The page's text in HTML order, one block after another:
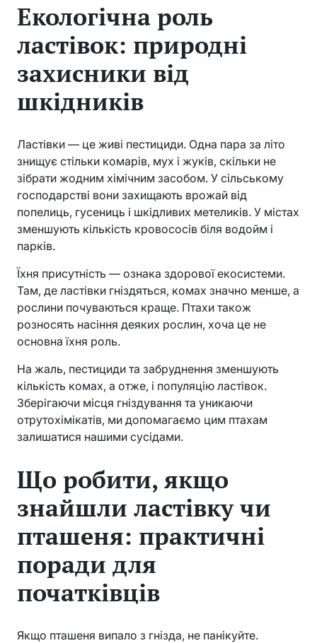
Екологічна роль
ластівок: природні
захисники від
шкідників
Ластівки — це живі пестициди. Одна пара за літо
знищує стільки комарів, мух і жуків, скільки не
зібрати жодним хімічним засобом. У сільському
господарстві вони захищають врожай від
попелиць, гусениць і шкідливих метеликів. У містах
зменшують кількість кровососів біля водойм і
парків.
Їхня присутність — ознака здорової екосистеми.
Там, де ластівки гніздяться, комах значно менше, а
рослини почуваються краще. Птахи також
розносять насіння деяких рослин, хоча це не
основна їхня роль.
На жаль, пестициди та забруднення зменшують
кількість комах, а отже, і популяцію ластівок.
Зберігаючи місця гніздування та уникаючи
отрутохімікатів, ми допомагаємо цим птахам
залишатися нашими сусідами.
Що робити, якщо
знайшли ластівку чи
пташеня: практичні
поради для
початківців
Якщо пташеня випало з гнізда, не панікуйте.